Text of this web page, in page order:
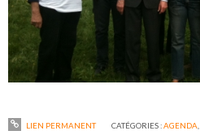
LIEN PERMANENT CATÉGORIES :AGENDA